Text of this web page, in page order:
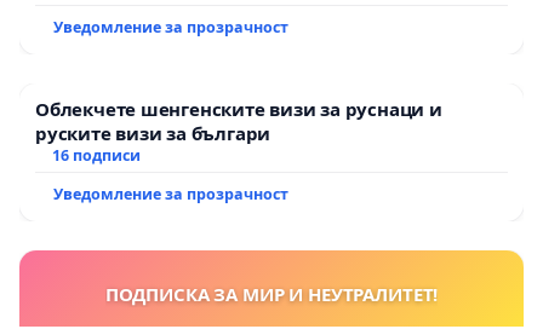
Уведомление за прозрачност
Облекчете шенгенските визи за руснаци и
руските визи за българи
16 подписи
Уведомление за прозрачност
ПОДПИСКА ЗА МИР И НЕУТРАЛИТЕТ!